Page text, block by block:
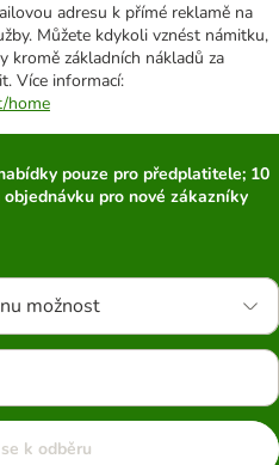
adresu k přímé reklamě na
Můžete kdykoli vznést námitku,
kromě základních nákladů za
Více informací:
home
pouze pro předplatitele; 10
pro nové zákazníky
možnost
k odběru